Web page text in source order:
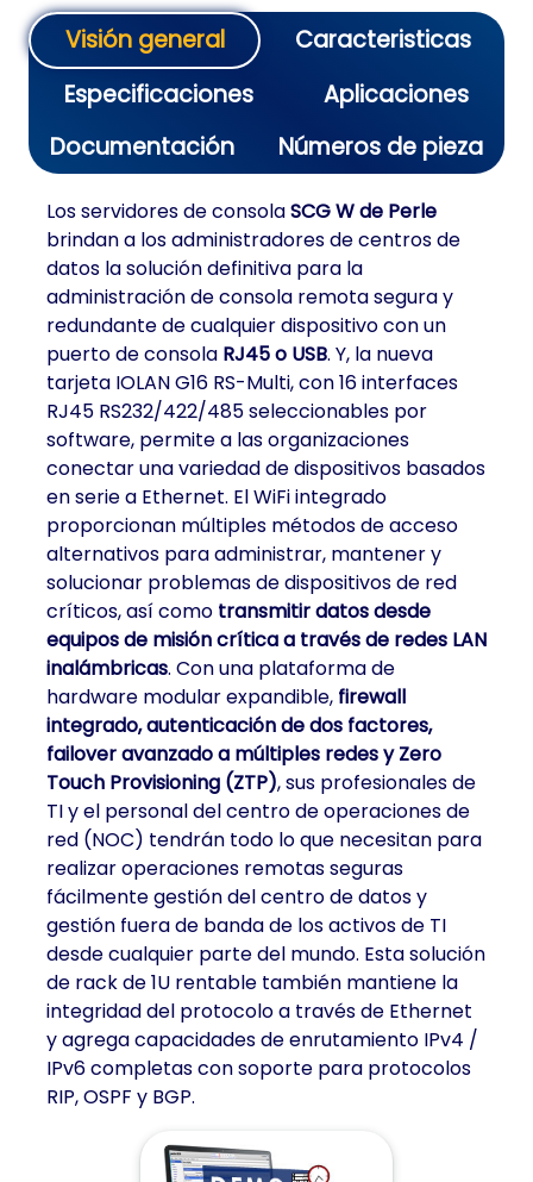
Visión general
Caracteristicas
Especificaciones
Aplicaciones
Documentación
Números de pieza
Los servidores de consolaSCG W de Perle
brindan a los administradores de centros de
datos la solución definitiva para la
administración de consola remota segura y
redundante de cualquier dispositivo con un
puerto de consola RJ45 o USB. Y, la nueva
tarjeta IOLAN G16 RS-Multi, con 16 interfaces
RJ45 RS232/422/485 seleccionables por
software, permite a las organizaciones
conectar una variedad de dispositivos basados
en serie a Ethernet. El WiFi integrado
proporcionan múltiples métodos de acceso
alternativos para administrar, mantener y
solucionar problemas de dispositivos de red
críticos, así como transmitir datos desde
equipos de misión crítica a través de redes LAN
inalámbricas. Con una plataforma de
hardware modular expandible, firewall
integrado, autenticación de dos factores,
failover avanzado a múltiples redes y Zero
Touch Provisioning (ZTP), sus profesionales de
TI y el personal del centro de operaciones de
red (NOC) tendrán todo lo que necesitan para
realizar operaciones remotas seguras
fácilmente gestión del centro de datos y
gestión fuera de banda de los activos de TI
desde cualquier parte del mundo. Esta solución
de rack de 1U rentable también mantiene la
integridad del protocolo a través de Ethernet
y agrega capacidades de enrutamiento IPv4 /
IPv6 completas con soporte para protocolos
RIP, OSPF y BGP.